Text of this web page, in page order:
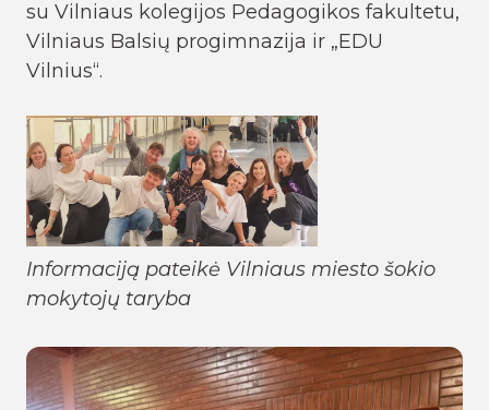
su Vilniaus kolegijos Pedagogikos fakultetu,
Vilniaus Balsių progimnazija ir „EDU
Vilnius“.
Informaciją pateikė Vilniaus miesto šokio
mokytojų taryba